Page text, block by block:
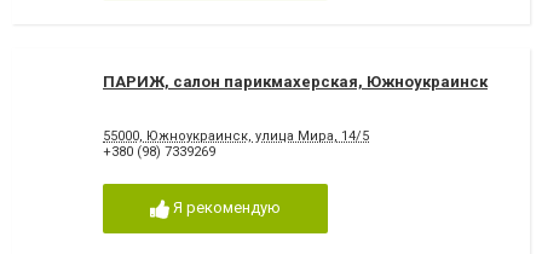
ПАРИЖ, салон парикмахерская, Южноукраинск
55000, Южноукраинск, улица Мира, 14/5
+380 (98) 7339269
Я рекомендую